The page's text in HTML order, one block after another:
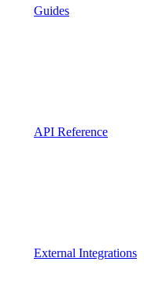
Guides
API Reference
External Integrations